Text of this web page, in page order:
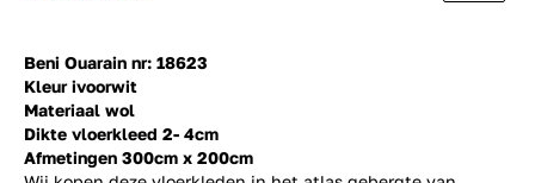
Beni Ouarain nr: 18623
Kleur ivoorwit
Materiaal wol
Dikte vloerkleed 2- 4cm
Afmetingen 300cm x 200cm